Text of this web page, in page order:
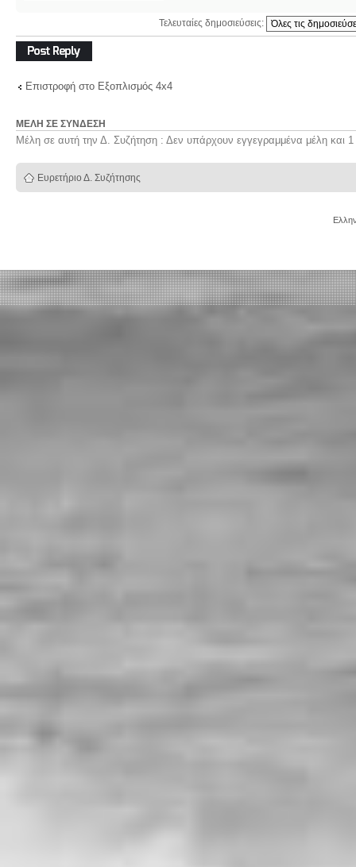
Τελευταίες δημοσιεύσεις:
Δημιουργία
απάντησης
Επιστροφή στο Εξοπλισμός 4x4
ΜΈΛΗ ΣΕ ΣΎΝΔΕΣΗ
Μέλη σε αυτή την Δ. Συζήτηση : Δεν υπάρχουν εγγεγραμμένα μέλη και 1
Ευρετήριο Δ. Συζήτησης